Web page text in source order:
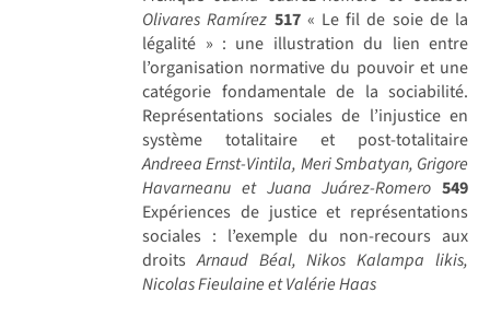
Olivares Ramírez 517« Le fil de soie de la
légalité » : une illustration du lien entre
l’organisation normative du pouvoir et une
catégorie fondamentale de la sociabilité.
Représentations sociales de l’injustice en
système totalitaire et post-totalitaire
Andreea Ernst-Vintila, Meri Smbatyan, Grigore
Havarneanu et Juana Juárez-Romero 549
Expériences de justice et représentations
sociales : l’exemple du non-recours aux
droitsArnaud Béal, Nikos Kalampa likis,
Nicolas Fieulaine et Valérie Haas